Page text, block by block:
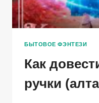
БЫТОВОЕ ФЭНТЕЗИ
Как
ручки